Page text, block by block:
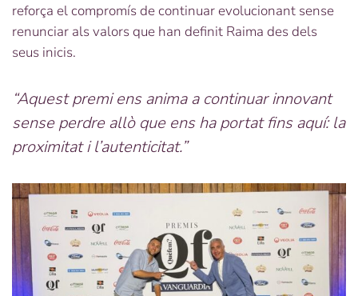
reforça el compromís de continuar evolucionant sense
renunciar als valors que han definit Raima des dels
seus inicis.
“Aquest premi ens anima a continuar innovant
sense perdre allò que ens ha portat fins aquí: la
proximitat i l’autenticitat.”